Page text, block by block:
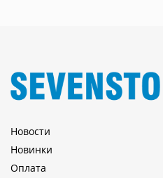
Новости
Новинки
Оплата